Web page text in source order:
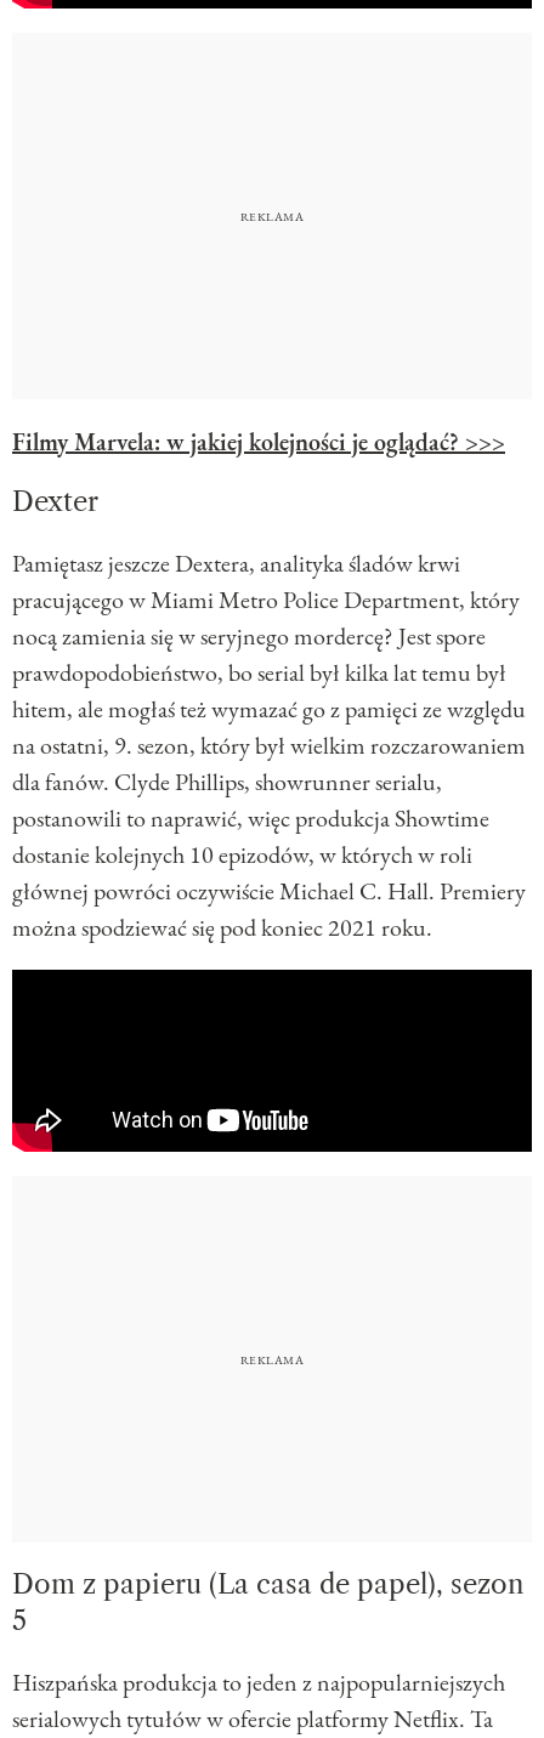
Filmy Marvela: w jakiej kolejności je oglądać? >>>
Dexter
Pamiętasz jeszcze Dextera, analityka śladów krwi
pracującego w Miami Metro Police Department, który
nocą zamienia się w seryjnego mordercę? Jest spore
prawdopodobieństwo, bo serial był kilka lat temu był
hitem, ale mogłaś też wymazać go z pamięci ze względu
na ostatni, 9. sezon, który był wielkim rozczarowaniem
dla fanów. Clyde Phillips, showrunner serialu,
postanowili to naprawić, więc produkcja Showtime
dostanie kolejnych 10 epizodów, w których w roli
głównej powróci oczywiście Michael C. Hall. Premiery
można spodziewać się pod koniec 2021 roku.
Dom z papieru (La casa de papel), sezon
5
Hiszpańska produkcja to jeden z najpopularniejszych
serialowych tytułów w ofercie platformy Netflix. Ta